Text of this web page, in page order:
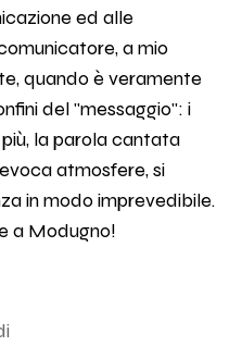
ed alle
a mio
quando è veramente
del "messaggio": i
la parola cantata
atmosfere, si
in modo imprevedibile.
a Modugno!